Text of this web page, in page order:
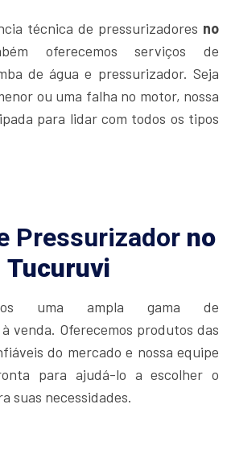
técnica de pressurizadores no
oferecemos serviços de
de água e pressurizador. Seja
ou uma falha no motor, nossa
para lidar com todos os tipos
Pressurizador no
Tucuruvi
uma ampla gama de
venda. Oferecemos produtos das
do mercado e nossa equipe
para ajudá-lo a escolher o
suas necessidades.